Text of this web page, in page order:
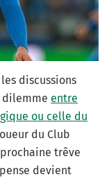
discussions
dilemme entre
ou celle du
du Club
trêve
devient